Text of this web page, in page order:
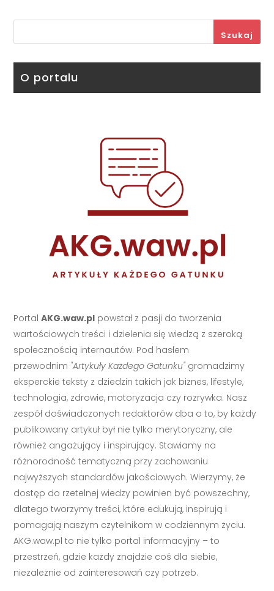
Szukaj
O portalu
PortalAKG.waw.pl powstał z pasji do tworzenia
wartościowych treści i dzielenia się wiedzą z szeroką
społecznością internautów. Pod hasłem
przewodnim "Artykuły Każdego Gatunku"gromadzimy
eksperckie teksty z dziedzin takich jak biznes, lifestyle,
technologia, zdrowie, motoryzacja czy rozrywka. Nasz
zespół doświadczonych redaktorów dba o to, by każdy
publikowany artykuł był nie tylko merytoryczny, ale
również angażujący i inspirujący. Stawiamy na
różnorodność tematyczną przy zachowaniu
najwyższych standardów jakościowych. Wierzymy, że
dostęp do rzetelnej wiedzy powinien być powszechny,
dlatego tworzymy treści, które edukują, inspirują i
pomagają naszym czytelnikom w codziennym życiu.
AKG.waw.pl to nie tylko portal informacyjny – to
przestrzeń, gdzie każdy znajdzie coś dla siebie,
niezależnie od zainteresowań czy potrzeb.